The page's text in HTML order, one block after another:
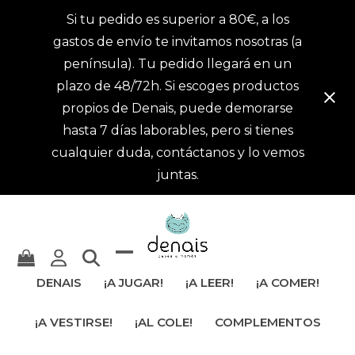
Si tu pedido es superior a 80€, a los
gastos de envío te invitamos nosotras (a
península). Tu pedido llegará en un
plazo de 48/72h. Si escoges productos
propios de Denais, puede demorarse
hasta 7 días laborables, pero si tienes
cualquier duda, contáctanos y lo vemos
juntas.
ocultar
móvil
DENAIS ¡A JUGAR! ¡A LEER! ¡A COMER!
¡A VESTIRSE! ¡AL COLE! COMPLEMENTOS